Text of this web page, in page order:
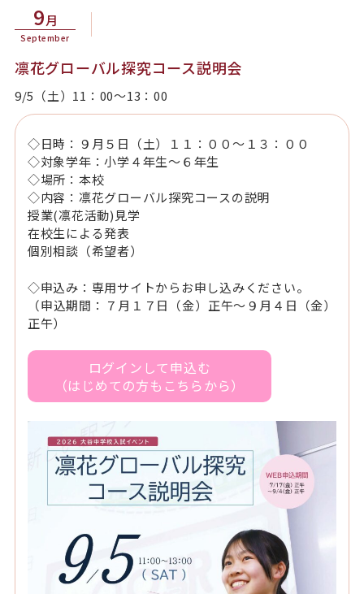
9
September
凛花グローバル探究コース説明会
9/5（土）11：00～13：00
◇日時：９月５日（土）１１：００～１３：００
◇対象学年：小学４年生～６年生
◇場所：本校
◇内容：凛花グローバル探究コースの説明
授業(凛花活動)見学
在校生による発表
個別相談（希望者）
◇申込み：専用サイトからお申し込みください。
（申込期間：７月１７日（金）正午～９月４日（金）
正午）
ログインして申込む
（はじめての方もこちらから）